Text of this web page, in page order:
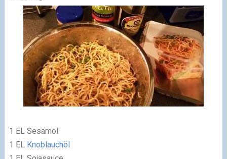
1 EL Sesamöl
1 EL Knoblauchöl